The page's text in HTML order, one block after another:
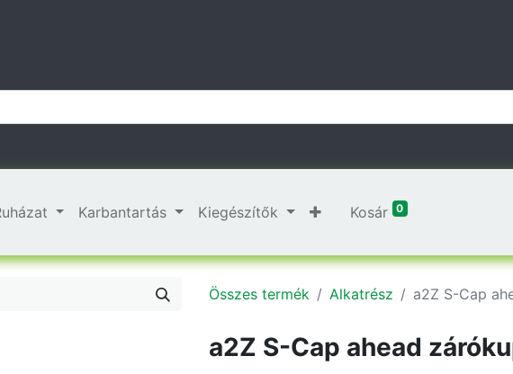
Karbantartás Kiegészítők Kosár 0
Összes termék Alkatrész a2Z S-Cap
a2Z S-Cap ahead